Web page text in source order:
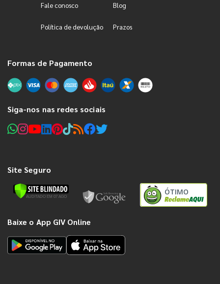
Fale conosco Blog
Política de devolução Prazos
Formas de Pagamento
Siga-nos nas redes sociais
Site Seguro
ÓTIMO
Baixe o App GIV Online